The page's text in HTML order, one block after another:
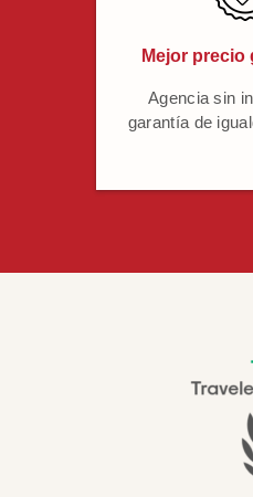
Mejor precio
Agencia sin
garantía de